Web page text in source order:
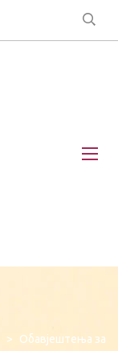
>
Обавјештења за